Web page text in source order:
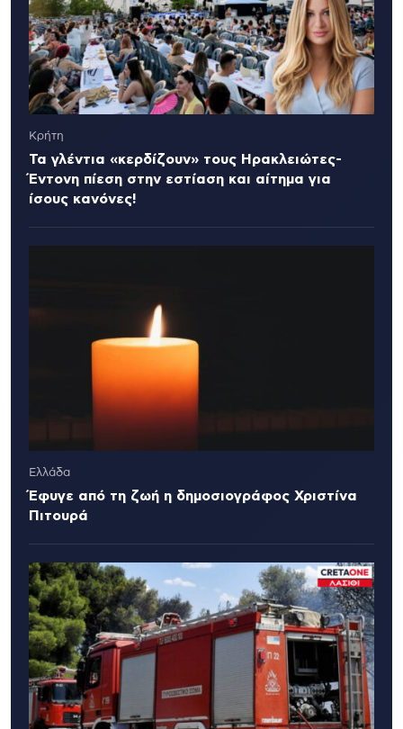
Κρήτη
Τα γλέντια «κερδίζουν» τους Ηρακλειώτες-
Έντονη πίεση στην εστίαση και αίτημα για
ίσους κανόνες!
Ελλάδα
Έφυγε από τη ζωή η δημοσιογράφος Χριστίνα
Πιτουρά